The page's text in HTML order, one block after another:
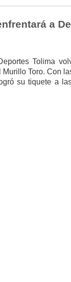
a
Tolima
Toro. Con
su tiquete a